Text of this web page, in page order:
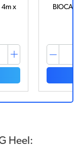
4m x
Heel: